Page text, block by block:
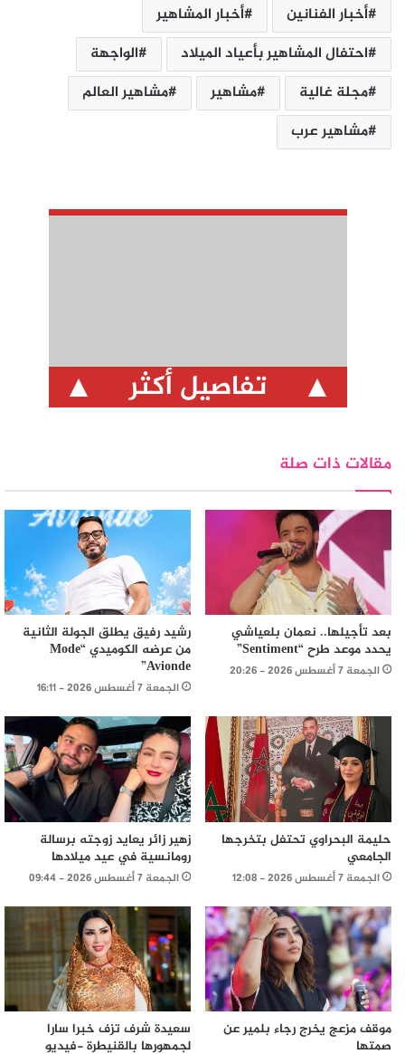
أخبار الفنانين
أخبار المشاهير
احتفال المشاهير بأعياد الميلاد
الواجهة
مجلة غالية
مشاهير
مشاهير العالم
مشاهير عرب
تفاصيل أكثر
مقالات ذات صلة
بعد تأجيلها.. نعمان بلعياشي
يحدد موعد طرح “Sentiment”
الجمعة 7 أغسطس 2026 - 20:26
رشيد رفيق يطلق الجولة الثانية
من عرضه الكوميدي “Mode
Avionde”
الجمعة 7 أغسطس 2026 - 16:11
حليمة البحراوي تحتفل بتخرجها
الجامعي
الجمعة 7 أغسطس 2026 - 12:08
زهير زائر يعايد زوجته برسالة
رومانسية في عيد ميلادها
الجمعة 7 أغسطس 2026 - 09:44
موقف مزعج يخرج رجاء بلمير عن
صمتها
سعيدة شرف تزف خبرا سارا
لجمهورها بالقنيطرة -فيديو